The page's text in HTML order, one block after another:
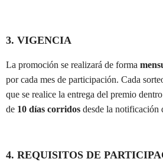
3. VIGENCIA
La promoción se realizará de forma
por cada mes de participación. Cada
que se realice la entrega del premio
de 10 días corridos desde la notificación
4. REQUISITOS DE